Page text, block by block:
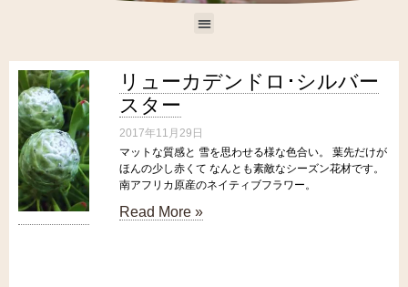
リューカデンドロ･シルバー
スター
2017年11月29日
マットな質感と 雪を思わせる様な色合い。 葉先だけが
ほんの少し赤くて なんとも素敵なシーズン花材です。
南アフリカ原産のネイティブフラワー。
Read More »